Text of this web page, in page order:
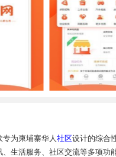
专为柬埔寨华人 社区设计的综合
、生活服务、社区交流等多项功